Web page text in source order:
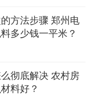
方法步骤 郑州电
多少钱一平米？
彻底解决 农村房
料好？